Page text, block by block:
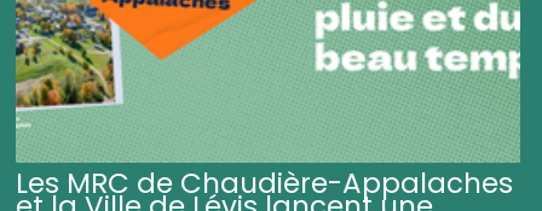
Les MRC de Chaudière-Appalaches